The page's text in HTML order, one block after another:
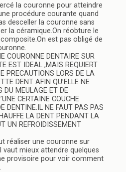
la couronne pour atteindre
procédure courante quand
desceller la couronne sans
la céramique.On réobture le
est pas obligé de
COURONNE DENTAIRE SUR
EST IDEAL ,MAIS REQUIERT
PRECAUTIONS LORS DE LA
DENT AFIN QU’ELLE NE
DU MEULAGE ET DE
CERTAINE COUCHE
DENTINE.IL NE FAUT PAS PAS
LA DENT PENDANT LA
UN REFROIDISSEMENT
réaliser une couronne sur
vaut mieux attendre quelques
provisoire pour voir comment